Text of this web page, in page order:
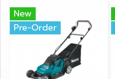
New
Pre-Order